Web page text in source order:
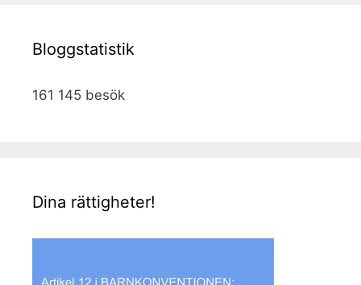
Bloggstatistik
161 145 besök
Dina rättigheter!